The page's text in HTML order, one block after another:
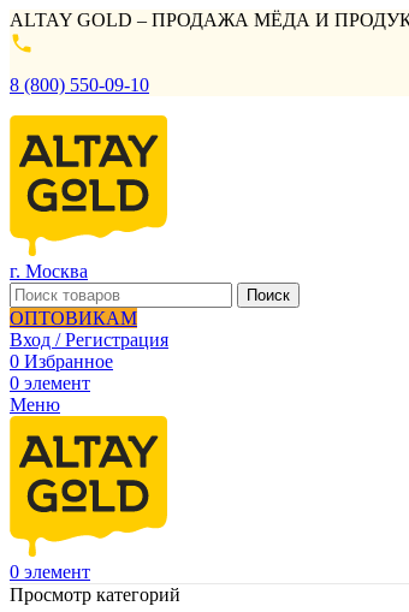
ALTAY GOLD – ПРОДАЖА МЁДА И
8 (800) 550-09-10
г. Москва
Поиск
ОПТОВИКАМ
Вход / Регистрация
0 Избранное
0 элемент
Меню
0 элемент
Просмотр категорий